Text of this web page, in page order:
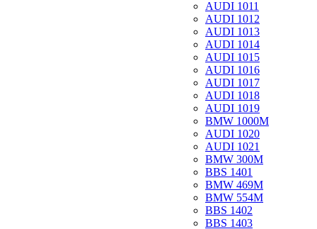
AUDI 1011
AUDI 1012
AUDI 1013
AUDI 1014
AUDI 1015
AUDI 1016
AUDI 1017
AUDI 1018
AUDI 1019
BMW 1000M
AUDI 1020
AUDI 1021
BMW 300M
BBS 1401
BMW 469M
BMW 554M
BBS 1402
BBS 1403